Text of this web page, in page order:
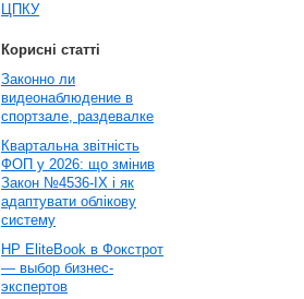
ЦПКУ
Корисні статті
Законно ли
видеонаблюдение в
спортзале, раздевалке
Квартальна звітність
ФОП у 2026: що змінив
Закон №4536-IX і як
адаптувати облікову
систему
HP EliteBook в Фокстрот
— выбор бизнес-
экспертов